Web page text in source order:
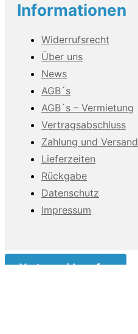
Informationen
Widerrufsrecht
Über uns
News
AGB´s
AGB´s – Vermietung
Vertragsabschluss
Zahlung und Versand
Lieferzeiten
Rückgabe
Datenschutz
Impressum
Vertrag widerrufen